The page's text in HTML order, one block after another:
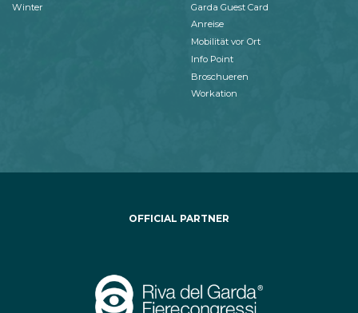
Winter
Garda Guest Card
Anreise
Mobilität vor Ort
Info Point
Broschueren
Workation
OFFICIAL PARTNER